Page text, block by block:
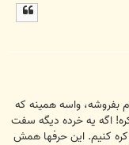
بفروشه، واسه همینه که
اگه یه خرده دیگه سفت
کنیم. این حرفها همش